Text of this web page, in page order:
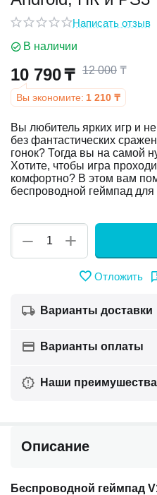
Написать отзыв
В наличии
10 790₸ 12 000 ₸
Вы экономите: 1 210 ₸
Вы любитель ярких игр и
без фантастических
гонок? Тогда вы на самой
Хотите, чтобы игра
комфортно? В этом вам
беспроводной геймпад
+
−
Отложить
Варианты доставки
Варианты оплаты
Наши преимушества
Описание
Беспроводной геймпад